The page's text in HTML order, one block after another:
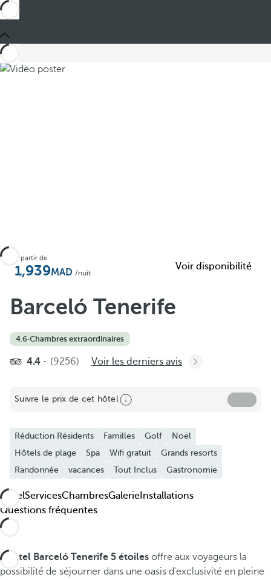
Ajouter aux favoris
Découvrez nos photos et vidéos
À partir de
1,939 /nuit
Voir disponibilité
Barceló Tenerife
4.6·Chambres extraordinaires
4.4 (9256) Voir les derniers avis
Suivre le prix de cet hôtel
Réduction Résidents Familles Golf
Noël
Hôtels de plage
Spa Wifi gratuit
Grands resorts
Randonnée
vacances Tout Inclus Gastronomie
HôtelServicesChambresGalerie Installations
Questions fréquentes
L'hôtel Barceló Tenerife 5 étoiles offre aux voyageurs la
possibilité de séjourner dans une oasis d'exclusivité en pleine